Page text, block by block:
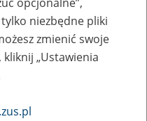
profili
firmy
niezbędne pliki
zmienić swoje
„Ustawienia